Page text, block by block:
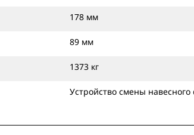
178 мм
89 мм
1373 кг
Устройство смены